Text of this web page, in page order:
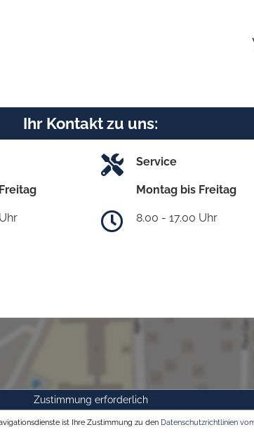
Ihr Kontakt zu uns:
Service
Montag bis Freitag
8.00 - 17.00 Uhr
Zustimmung erforderlich
ist Ihre Zustimmung zu den Datenschutzrichtlinien